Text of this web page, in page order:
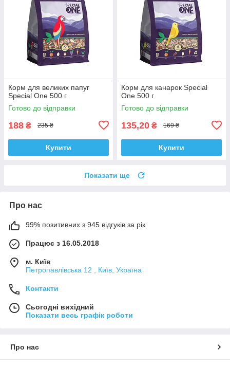
Корм для великих папуг
Special One 500 г
Готово до відправки
188 ₴ 235 ₴
Купити
Корм для канарок Special
One 500 г
Готово до відправки
135,20 ₴ 169 ₴
Купити
Показати ще
Про нас
99% позитивних з 945 відгуків за рік
Працює з 16.05.2018
м. Київ
Петропавлівська 12 , Київ, Україна
Контакти
Сьогодні вихідний
Показати весь графік роботи
Про нас